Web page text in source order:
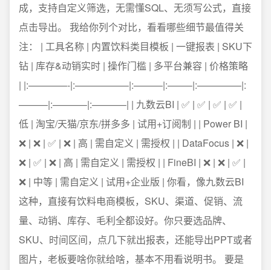
成，支持自定义筛选，无需懂SQL、无须写公式，直接
点击导出。 我给你列个对比，看看哪些细节最值得关
注： | 工具名称 | 内置饮料类目模板 | 一键报表 | SKU下
钻 | 库存&动销实时 | 操作门槛 | 多平台兼容 | 价格策略
| |:————-|:—————–|:———|:——–|:————–|:
———|:———–|:———–| | 九数云BI | ✅ | ✅ | ✅ | ✅ |
低 | 淘宝/天猫/京东/拼多多 | 试用+订阅制 | | Power BI |
❌ | ❌ | ✅ | ❌ | 高 | 需自定义 | 需授权 | | DataFocus | ❌ |
❌ | ✅ | ❌ | 高 | 需自定义 | 需授权 | | FineBI | ❌ | ❌ | ✅ |
❌ | 中等 | 需自定义 | 试用+企业版 | 你看，像九数云BI
这种，直接有饮料电商模板，SKU、渠道、促销、流
量、动销、库存、毛利全都设好。你只要选品牌、
SKU、时间区间，点几下就出报表，还能导出PPT或者
图片，老板要啥你就给啥，基本不用看说明书。 要是